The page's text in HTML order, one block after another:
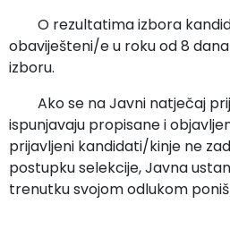
O rezultatima izbora
obaviješteni/e u roku od 8
izboru.
Ako se na Javni natječaj
ispunjavaju propisane i
prijavljeni kandidati/kinje ne
postupku selekcije, Javna
trenutku svojom odlukom